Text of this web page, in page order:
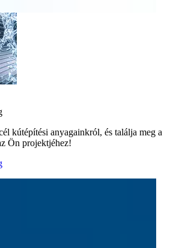
kútépítési anyagainkról, és találja meg a
Ön projektjéhez!